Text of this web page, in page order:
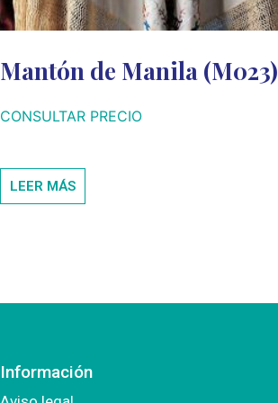
Mantón de Manila (M023)
CONSULTAR PRECIO
LEER MÁS
Información